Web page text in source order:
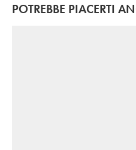
POTREBBE PIACERTI